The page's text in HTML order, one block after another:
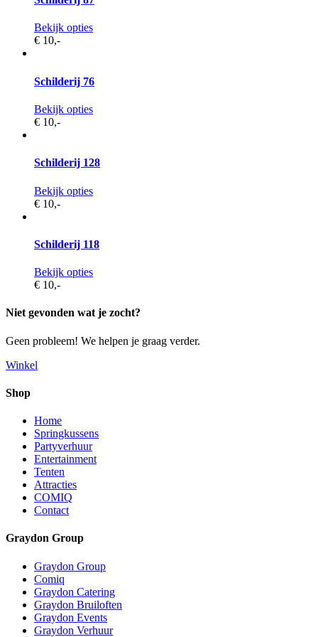
Bekijk opties
€ 10,-
Schilderij 76
Bekijk opties
€ 10,-
Schilderij 128
Bekijk opties
€ 10,-
Schilderij 118
Bekijk opties
€ 10,-
Niet gevonden wat je zocht?
Geen probleem! We helpen je graag verder.
Winkel
Shop
Home
Springkussens
Partyverhuur
Entertainment
Tenten
Attracties
COMIQ
Contact
Graydon Group
Graydon Group
Comiq
Graydon Catering
Graydon Bruiloften
Graydon Events
Graydon Verhuur